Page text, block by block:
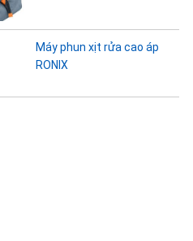
Máy phun xịt rửa cao áp
RONIX